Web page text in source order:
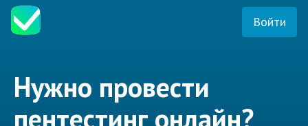
Войти
Нужно провести
пентестинг онлайн?